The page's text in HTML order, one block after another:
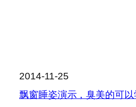
2014-11-25
飘窗睡姿演示，臭美的可以